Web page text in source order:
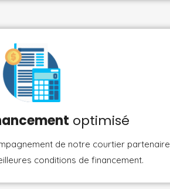
optimisé
de notre courtier partenaire
conditions de financement.